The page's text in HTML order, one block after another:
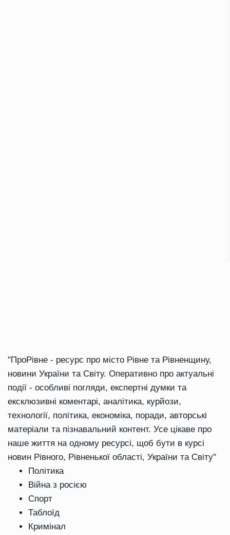
"ПроРівне - ресурс про місто Рівне та Рівненщину,
новини України та Світу. Оперативно про актуальні
події - особливі погляди, експертні думки та
ексклюзивні коментарі, аналітика, курйози,
технології, політика, економіка, поради, авторські
матеріали та пізнавальний контент. Усе цікаве про
наше життя на одному ресурсі, щоб бути в курсі
новин Рівного, Рівненької області, України та Світу"
Політика
Війна з росією
Спорт
Таблоїд
Кримінал